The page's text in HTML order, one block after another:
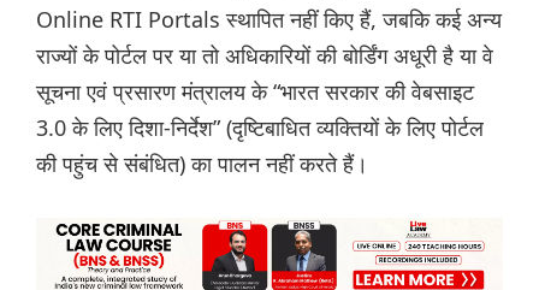
Online RTI Portals स्थापित नहीं किए हैं, जबकि कई अन्य
राज्यों के पोर्टल पर या तो अधिकारियों की बोर्डिंग अधूरी है या वे
सूचना एवं प्रसारण मंत्रालय के “भारत सरकार की वेबसाइट
3.0 के लिए दिशा-निर्देश” (दृष्टिबाधित व्यक्तियों के लिए पोर्टल
की पहुंच से संबंधित) का पालन नहीं करते हैं।